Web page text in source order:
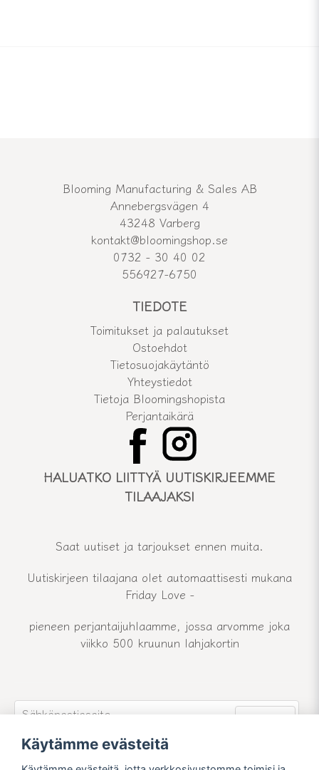
Blooming Manufacturing & Sales AB
Annebergsvägen 4
43248 Varberg
kontakt@bloomingshop.se
0732 - 30 40 02
556927-6750
TIEDOTE
Toimitukset ja palautukset
Ostoehdot
Tietosuojakäytäntö
Yhteystiedot
Tietoja Bloomingshopista
Perjantaikärä
HALUATKO LIITTYÄ UUTISKIRJEEMME
TILAAJAKSI
Saat uutiset ja tarjoukset ennen muita.
Uutiskirjeen tilaajana olet automaattisesti mukana
Friday Love -
pieneen perjantaijuhlaamme, jossa arvomme joka
viikko 500 kruunun lahjakortin
email
Sähköpostiosoite
Liity uutiskirjeemme jäseneksi ja pysy ajan tasalla
uutisistamme ja tarjouksistamme.
Käytämme evästeitä